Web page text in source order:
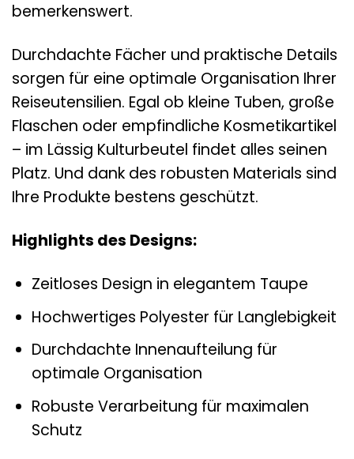
bemerkenswert.
Durchdachte Fächer und praktische Details
sorgen für eine optimale Organisation Ihrer
Reiseutensilien. Egal ob kleine Tuben, große
Flaschen oder empfindliche Kosmetikartikel
– im Lässig Kulturbeutel findet alles seinen
Platz. Und dank des robusten Materials sind
Ihre Produkte bestens geschützt.
Highlights des Designs:
Zeitloses Design in elegantem Taupe
Hochwertiges Polyester für Langlebigkeit
Durchdachte Innenaufteilung für
optimale Organisation
Robuste Verarbeitung für maximalen
Schutz